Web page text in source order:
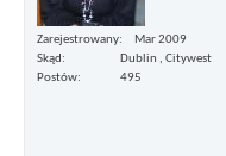
Zarejestrowany
Mar 2009
Skąd
Dublin , Citywest
Postów
495